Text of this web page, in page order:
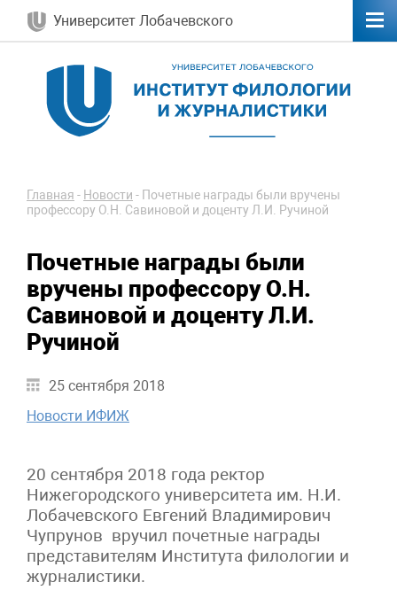
Университет Лобачевского
Главная - Новости - Почетные награды были вручены
профессору О.Н. Савиновой и доценту Л.И. Ручиной
Почетные награды были
вручены профессору О.Н.
Савиновой и доценту Л.И.
Ручиной
25 сентября 2018
Новости ИФИЖ
20 сентября 2018 года ректор
Нижегородского университета им. Н.И.
Лобачевского Евгений Владимирович
Чупрунов вручил почетные награды
представителям Института филологии и
журналистики.